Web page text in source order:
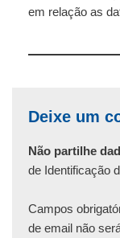
em relação as
Deixe um
Não partilhe
de Identificação
Campos
de email não